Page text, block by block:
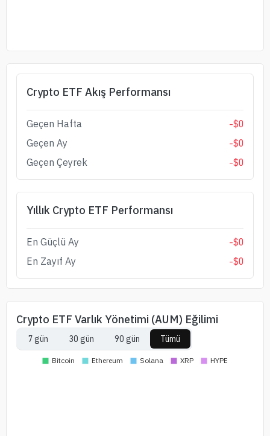
Crypto ETF Akış Performansı
Geçen Hafta -$0
Geçen Ay
-$0
Geçen Çeyrek
-$0
Yıllık Crypto ETF Performansı
En Güçlü Ay -$0
En Zayıf Ay
-$0
Crypto ETF Varlık Yönetimi (AUM) Eğilimi
7 gün 30 gün 90 gün Tümü